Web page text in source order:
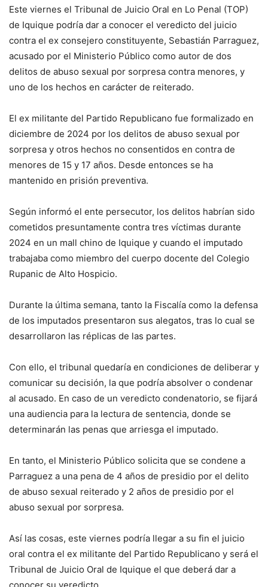
Este viernes el Tribunal de Juicio Oral en Lo Penal (TOP)
de Iquique podría dar a conocer el veredicto del juicio
contra el ex consejero constituyente, Sebastián Parraguez,
acusado por el Ministerio Público como autor de dos
delitos de abuso sexual por sorpresa contra menores, y
uno de los hechos en carácter de reiterado.
El ex militante del Partido Republicano fue formalizado en
diciembre de 2024 por los delitos de abuso sexual por
sorpresa y otros hechos no consentidos en contra de
menores de 15 y 17 años. Desde entonces se ha
mantenido en prisión preventiva.
Según informó el ente persecutor, los delitos habrían sido
cometidos presuntamente contra tres víctimas durante
2024 en un mall chino de Iquique y cuando el imputado
trabajaba como miembro del cuerpo docente del Colegio
Rupanic de Alto Hospicio.
Durante la última semana, tanto la Fiscalía como la defensa
de los imputados presentaron sus alegatos, tras lo cual se
desarrollaron las réplicas de las partes.
Con ello, el tribunal quedaría en condiciones de deliberar y
comunicar su decisión, la que podría absolver o condenar
al acusado. En caso de un veredicto condenatorio, se fijará
una audiencia para la lectura de sentencia, donde se
determinarán las penas que arriesga el imputado.
En tanto, el Ministerio Público solicita que se condene a
Parraguez a una pena de 4 años de presidio por el delito
de abuso sexual reiterado y 2 años de presidio por el
abuso sexual por sorpresa.
Así las cosas, este viernes podría llegar a su fin el juicio
oral contra el ex militante del Partido Republicano y será el
Tribunal de Juicio Oral de Iquique el que deberá dar a
conocer su veredicto.